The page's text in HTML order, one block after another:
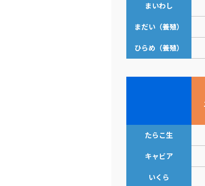
まいわし
まだい（養殖）
ひらめ（養殖）
たらこ生
キャビア
いくら